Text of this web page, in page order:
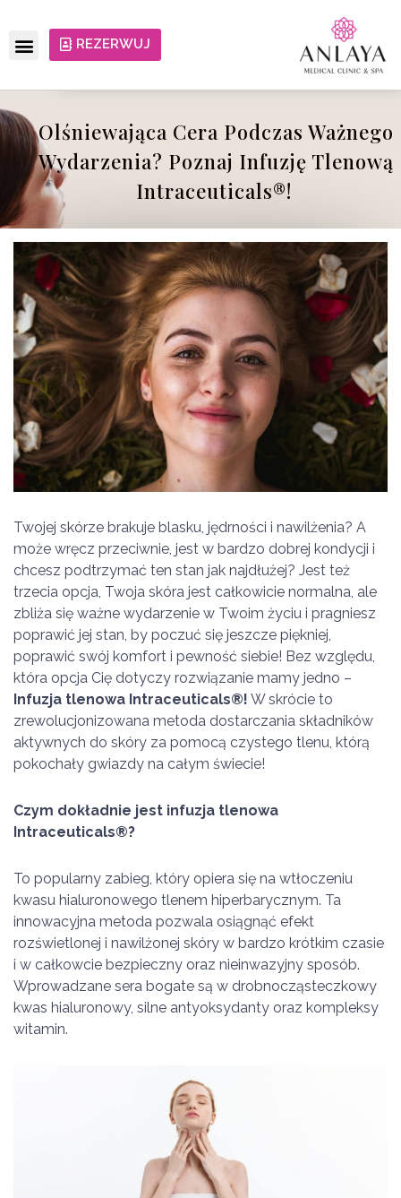
REZERWUJ
Olśniewająca Cera Podczas Ważnego
Wydarzenia? Poznaj Infuzję Tlenową
Intraceuticals®!
Twojej skórze brakuje blasku, jędrności i nawilżenia? A
może wręcz przeciwnie, jest w bardzo dobrej kondycji i
chcesz podtrzymać ten stan jak najdłużej? Jest też
trzecia opcja, Twoja skóra jest całkowicie normalna, ale
zbliża się ważne wydarzenie w Twoim życiu i pragniesz
poprawić jej stan, by poczuć się jeszcze piękniej,
poprawić swój komfort i pewność siebie! Bez względu,
która opcja Cię dotyczy rozwiązanie mamy jedno –
Infuzja tlenowa Intraceuticals®! W skrócie to
zrewolucjonizowana metoda dostarczania składników
aktywnych do skóry za pomocą czystego tlenu, którą
pokochały gwiazdy na całym świecie!
Czym dokładnie jest infuzja tlenowa
Intraceuticals®?
To popularny zabieg, który opiera się na wtłoczeniu
kwasu hialuronowego tlenem hiperbarycznym. Ta
innowacyjna metoda pozwala osiągnąć efekt
rozświetlonej i nawilżonej skóry w bardzo krótkim czasie
i w całkowcie bezpieczny oraz nieinwazyjny sposób.
Wprowadzane sera bogate są w drobnocząsteczkowy
kwas hialuronowy, silne antyoksydanty oraz kompleksy
witamin.